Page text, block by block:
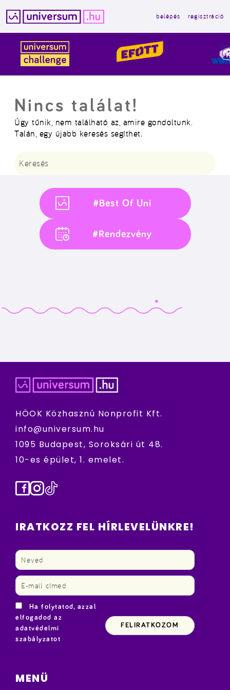
tartalomba
belépés regisztráció
Nincs találat!
Úgy tűnik, nem található az, amire gondoltunk.
Talán, egy újabb keresés segíthet.
#Best Of Uni
#Rendezvény
HÖOK Közhasznú Nonprofit Kft.
info@universum.hu
1095 Budapest, Soroksári út 48.
10-es épület, 1. emelet.
Facebook
Instagram
TikTok
IRATKOZZ FEL HÍRLEVELÜNKRE!
Ha folytatod, azzal
elfogadod az
adatvédelmi
szabályzatot
MENÜ